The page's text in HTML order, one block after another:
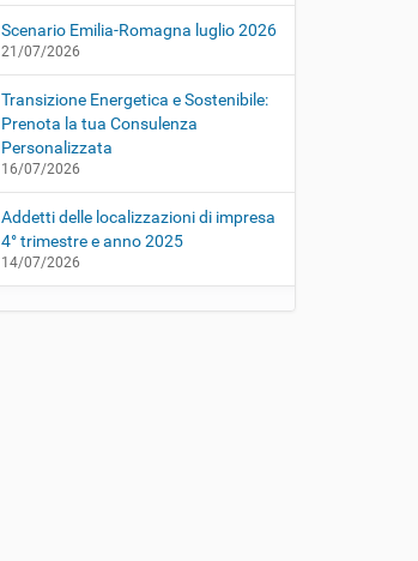
Scenario Emilia-Romagna luglio 2026
21/07/2026
Transizione Energetica e Sostenibile:
Prenota la tua Consulenza
Personalizzata
16/07/2026
Addetti delle localizzazioni di impresa
4° trimestre e anno 2025
14/07/2026